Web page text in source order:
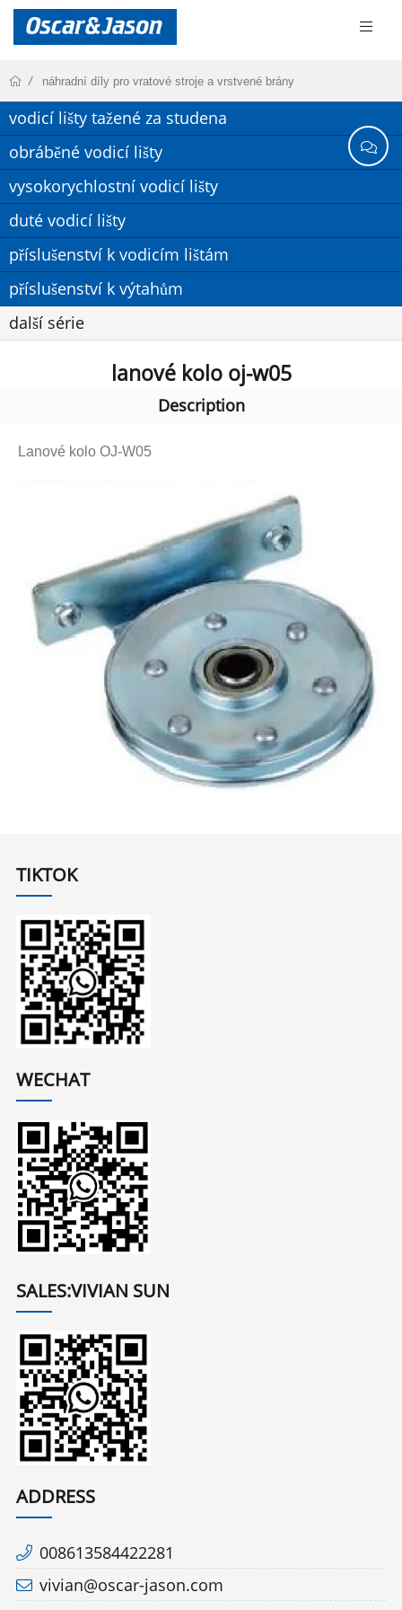
náhradní díly pro vratové stroje a vrstvené brány
vodicí lišty tažené za studena
obráběné vodicí lišty
vysokorychlostní vodicí lišty
duté vodicí lišty
příslušenství k vodicím lištám
příslušenství k výtahům
další série
lanové kolo oj-w05
Description
Lanové kolo OJ-W05
TIKTOK
WECHAT
SALES:VIVIAN SUN
ADDRESS
008613584422281
vivian@oscar-jason.com